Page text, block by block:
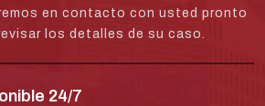
en contacto con usted pronto
los detalles de su caso.
24/7